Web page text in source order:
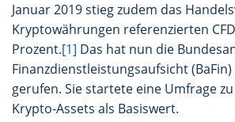
Januar 2019 stieg zudem das
Kryptowährungen referenzierten
Prozent.[1] Das hat nun die
Finanzdienstleistungsaufsicht
gerufen. Sie startete eine Umfrage
Krypto-Assets als Basiswert.